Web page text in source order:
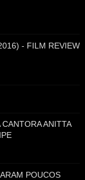
- FILM REVIEW
ANITTA
POUCOS